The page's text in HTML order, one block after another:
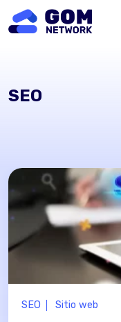
SEO
SEO Sitio web